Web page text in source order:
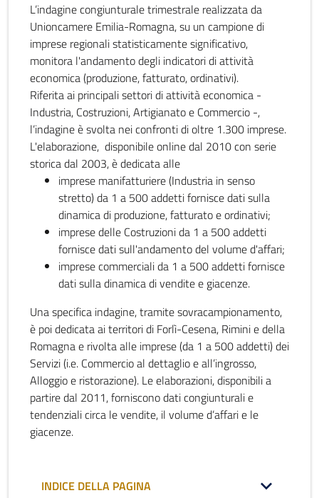
L’indagine congiunturale trimestrale realizzata da
Unioncamere Emilia-Romagna, su un campione di
imprese regionali statisticamente significativo,
monitora l'andamento degli indicatori di attività
economica (produzione, fatturato, ordinativi).
Riferita ai principali settori di attività economica -
Industria, Costruzioni, Artigianato e Commercio -,
l’indagine è svolta nei confronti di oltre 1.300 imprese.
L'elaborazione, disponibile online dal 2010 con serie
storica dal 2003, è dedicata alle
imprese manifatturiere (Industria in senso
stretto) da 1 a 500 addetti fornisce dati sulla
dinamica di produzione, fatturato e ordinativi;
imprese delle Costruzioni da 1 a 500 addetti
fornisce dati sull'andamento del volume d'affari;
imprese commerciali da 1 a 500 addetti fornisce
dati sulla dinamica di vendite e giacenze.
Una specifica indagine, tramite sovracampionamento,
è poi dedicata ai territori di Forlì-Cesena, Rimini e della
Romagna e rivolta alle imprese (da 1 a 500 addetti) dei
Servizi (i.e. Commercio al dettaglio e all’ingrosso,
Alloggio e ristorazione). Le elaborazioni, disponibili a
partire dal 2011, forniscono dati congiunturali e
tendenziali circa le vendite, il volume d’affari e le
giacenze.
INDICE DELLA PAGINA